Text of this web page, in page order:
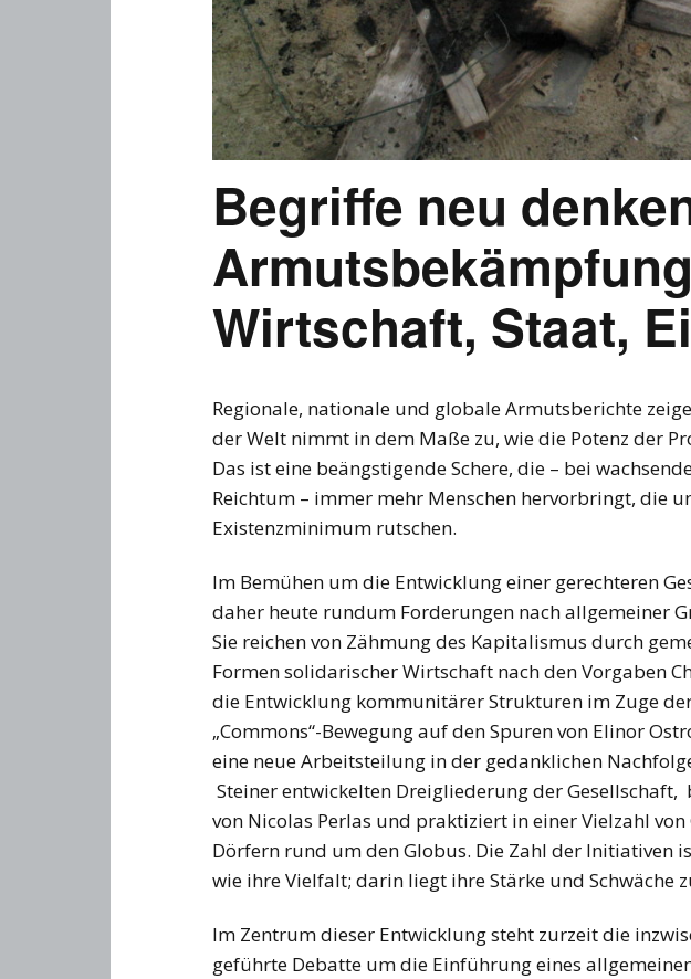
Begriffe neu
Wirtschaft, Staat,
Regionale, nationale und globale Armutsberichte
der Welt nimmt in dem Maße zu, wie die Potenz der
Das ist eine beängstigende Schere, die – bei
Reichtum – immer mehr Menschen hervorbringt, die
Existenzminimum rutschen.
Im Bemühen um die Entwicklung einer gerechteren
daher heute rundum Forderungen nach allgemeiner
Sie reichen von Zähmung des Kapitalismus durch
Formen solidarischer Wirtschaft nach den Vorgaben
die Entwicklung kommunitärer Strukturen im Zuge
„Commons“-Bewegung auf den Spuren von Elinor
eine neue Arbeitsteilung in der gedanklichen
Steiner entwickelten Dreigliederung der
von Nicolas Perlas und praktiziert in einer Vielzahl
Dörfern rund um den Globus. Die Zahl der Initiativen
wie ihre Vielfalt; darin liegt ihre Stärke und Schwäche
Im Zentrum dieser Entwicklung steht zurzeit die
geführte Debatte um die Einführung eines